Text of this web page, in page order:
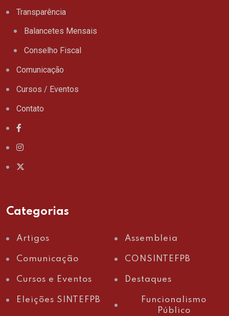
Transparência
Balancetes Mensais
Conselho Fiscal
Comunicação
Cursos / Eventos
Contato
Categorias
Artigos Assembleia
Comunicação CONSINTEFPB
Cursos e Eventos Destaques
Eleições SINTEFPB
Funcionalismo
Público